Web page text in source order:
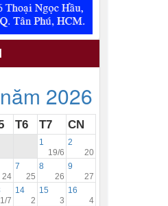
2026
T6 T7 CN
1
19/6
2
20
24
7
25
8
26
9
27
1/7
14
2
15
3
16
4